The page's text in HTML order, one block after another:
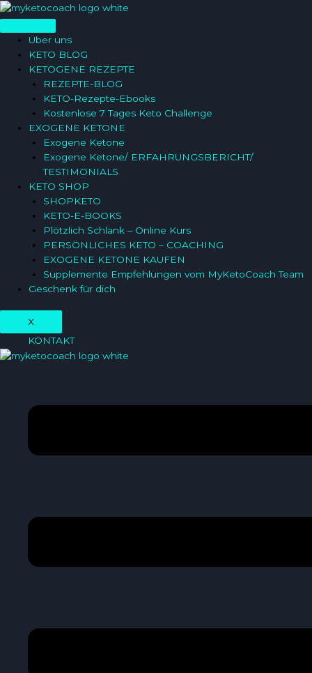
Zum
Inhalt
springenÜber uns
KETO BLOG
KETOGENE REZEPTE
REZEPTE-BLOG
KETO-Rezepte-Ebooks
Kostenlose 7 Tages Keto Challenge
EXOGENE KETONE
Exogene Ketone
Exogene Ketone/ ERFAHRUNGSBERICHT/
TESTIMONIALS
KETO SHOP
SHOPKETO
KETO-E-BOOKS
Plötzlich Schlank – Online Kurs
PERSÖNLICHES KETO – COACHING
EXOGENE KETONE KAUFEN
Supplemente Empfehlungen vom MyKetoCoach Team
Geschenk für dich
X
KONTAKT